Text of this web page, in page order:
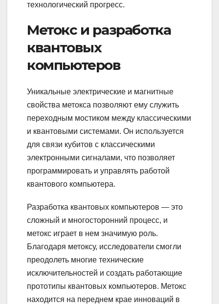
технологический прогресс.
Метокс и разработка
квантовых
компьютеров
Уникальные электрические и магнитные
свойства метокса позволяют ему служить
переходным мостиком между классическими
и квантовыми системами. Он используется
для связи кубитов с классическими
электронными сигналами, что позволяет
программировать и управлять работой
квантового компьютера.
Разработка квантовых компьютеров — это
сложный и многосторонний процесс, и
метокс играет в нем значимую роль.
Благодаря метоксу, исследователи смогли
преодолеть многие технические
исключительностей и создать работающие
прототипы квантовых компьютеров. Метокс
находится на переднем крае инноваций в